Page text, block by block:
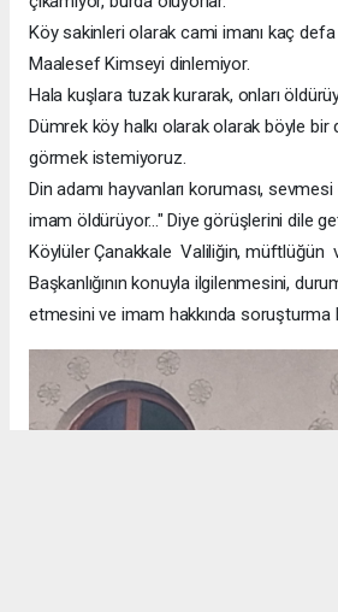
Köy sakinleri olarak cami imanı kaç defa
Maalesef Kimseyi dinlemiyor.
Hala kuşlara tuzak kurarak, onları
Dümrek köy halkı olarak olarak böyle
görmek istemiyoruz.
Din adamı hayvanları koruması,
imam öldürüyor..." Diye görüşlerini dile
Köylüler Çanakkale Valiliğin, müftlüğün
Başkanlığının konuyla ilgilenmesini,
etmesini ve imam hakkında soruşturma